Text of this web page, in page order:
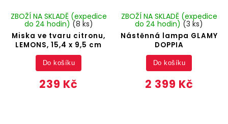
Miska ve tvaru citronu,
LEMONS, 15,4 x 9,5 cm
ZBOŽÍ NA SKLADĚ (expedice
do 24 hodin) (8 ks)
239 Kč
Do košíku
Nástěnná lampa GLAMY
DOPPIA
ZBOŽÍ NA SKLADĚ (expedice
do 24 hodin) (3 ks)
2 399 Kč
Do košíku